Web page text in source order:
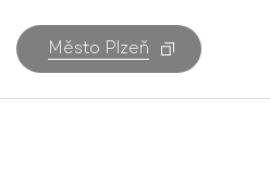
Město Plzeň